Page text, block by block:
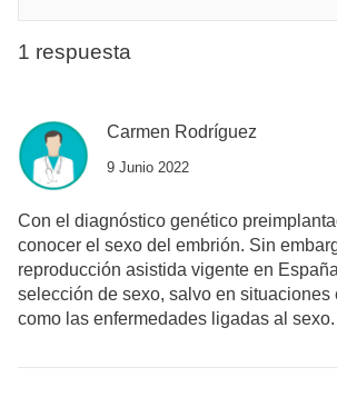
1 respuesta
Carmen Rodríguez
9 Junio 2022
Con el diagnóstico genético
conocer el sexo del embrión. Sin
reproducción asistida vigente en
selección de sexo, salvo en situaciones
como las enfermedades ligadas al sexo.